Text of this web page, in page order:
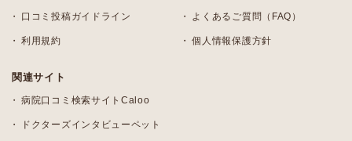
口コミ投稿ガイドライン よくあるご質問（FAQ）
利用規約 個人情報保護方針
関連サイト
病院口コミ検索サイトCaloo
ドクターズインタビューペット